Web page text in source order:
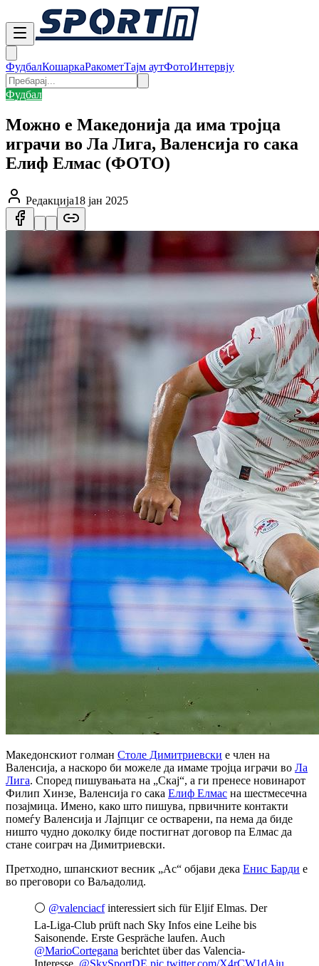
ФудбалКошаркаРакометТајм аутФотоИнтервју
Фудбал
Можно е Македонија да има тројца
играчи во Ла Лига, Валенсија го сака
Елиф Елмас (ФОТО)
Редакција18 јан 2025
Македонскиот голман Столе Димитриевски е член на
Валенсија, а наскоро би можеле да имаме тројца играчи во Ла
Лига. Според пишувањата на „Скај“, а ги пренесе новинарот
Филип Хинзе, Валенсија го сака Елиф Елмас на шестмесечна
позајмица. Имено, како што пишува, првичните контакти
помеѓу Валенсија и Лајпциг се остварени, па нема да биде
ништо чудно доколку биде постигнат договор па Елмас да
стане соиграч на Димитриевски.
Претходно, шпанскиот весник „Ас“ објави дека Енис Барди е
во преговори со Ваљадолид.
⚪️ @valenciacfinteressiert sich für Eljif Elmas. Der
La-Liga-Club prüft nach Sky Infos eine Leihe bis
Saisonende. Erste Gespräche laufen. Auch
@MarioCortegana berichtet über das Valencia-
Interesse. @SkySportDE pic.twitter.com/X4rCW1dAiu